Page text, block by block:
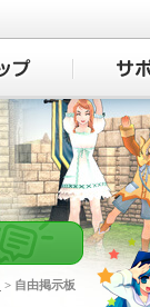
> 自由掲示板